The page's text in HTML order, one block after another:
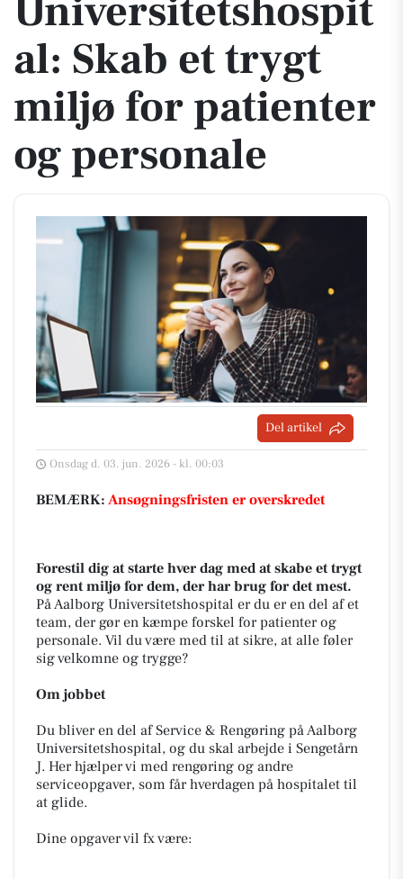
Universitetshospit
al: Skab et trygt
miljø for patienter
og personale
Del artikel
Onsdag d. 03. jun. 2026 - kl. 00:03
BEMÆRK: Ansøgningsfristen er overskredet
Forestil dig at starte hver dag med at skabe et trygt
og rent miljø for dem, der har brug for det mest.
På Aalborg Universitetshospital er du er en del af et
team, der gør en kæmpe forskel for patienter og
personale. Vil du være med til at sikre, at alle føler
sig velkomne og trygge?
Om jobbet
Du bliver en del af Service & Rengøring på Aalborg
Universitetshospital, og du skal arbejde i Sengetårn
J. Her hjælper vi med rengøring og andre
serviceopgaver, som får hverdagen på hospitalet til
at glide.
Dine opgaver vil fx være: